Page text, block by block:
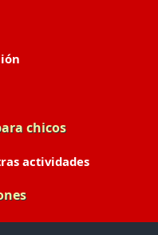
chicos
actividades